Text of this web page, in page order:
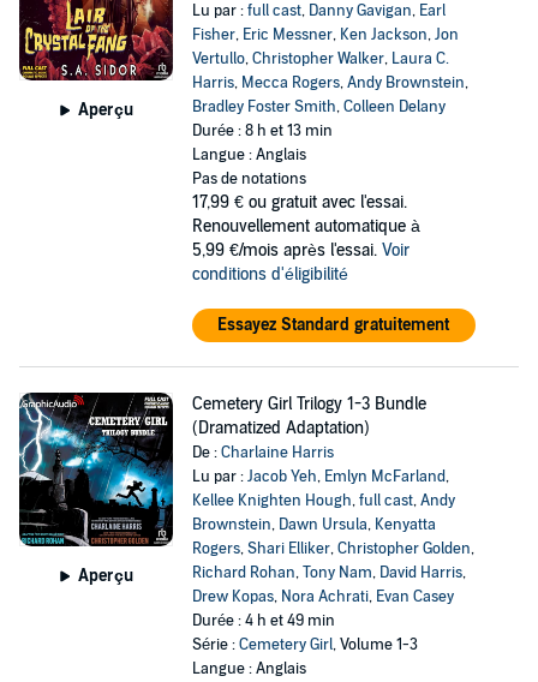
Aperçu
Lu par :full cast, Danny Gavigan, Earl
Fisher, Eric Messner, Ken Jackson,Jon
Vertullo,Christopher Walker, Laura C.
Harris, Mecca Rogers,Andy Brownstein,
Bradley Foster Smith,Colleen Delany
Durée : 8 h et 13 min
Langue : Anglais
Pas de notations
17,99 € ou gratuit avec l'essai.
Renouvellement automatique à
5,99 €/mois après l'essai. Voir
conditions d'éligibilité
Essayez Standard gratuitement
Aperçu
Cemetery Girl Trilogy 1-3 Bundle
(Dramatized Adaptation)
De :Charlaine Harris
Lu par :Jacob Yeh, Emlyn McFarland,
Kellee Knighten Hough,full cast,Andy
Brownstein, Dawn Ursula, Kenyatta
Rogers,Shari Elliker,Christopher Golden,
Richard Rohan,Tony Nam, David Harris,
Drew Kopas, Nora Achrati, Evan Casey
Durée : 4 h et 49 min
Série :Cemetery Girl, Volume 1-3
Langue : Anglais